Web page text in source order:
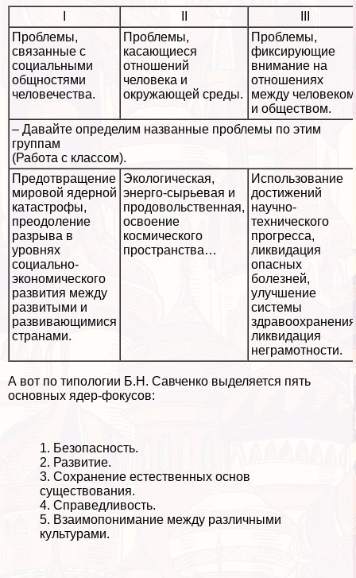
Проблемы,
связанные с
социальными
общностями
человечества.
Проблемы,
касающиеся
отношений
человека и
окружающей среды.
Проблемы,
фиксирующие
внимание на
отношениях
между человеком
и обществом.
– Давайте определим названные проблемы по этим
группам
(Работа с классом).
Предотвращение
мировой ядерной
катастрофы,
преодоление
разрыва в
уровнях
социально-
экономического
развития между
развитыми и
развивающимися
странами.
Экологическая,
энерго-сырьевая и
продовольственная,
освоение
космического
прострaнcтва…
Использование
достижений
научно-
технического
прогресса,
ликвидация
опасных
болезней,
улучшение
системы
ликвидация
неграмотности.
А вот по типологии Б.Н. Савченко выделяется пять
основных ядер-фокусов:
1. Безопасность.
2. Развитие.
3. Сохранение естественных основ
существования.
4. Справедливость.
5. Взаимопонимание между различными
культурами.